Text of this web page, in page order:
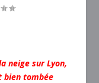
neige sur Lyon,
bien tombée